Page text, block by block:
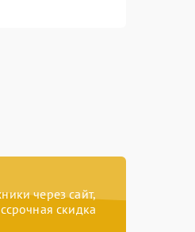
через сайт,
скидка